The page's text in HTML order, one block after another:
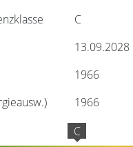
C
13.09.2028
1966
1966
C